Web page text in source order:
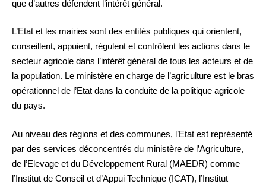
que d’autres défendent l’intérêt général.
L’Etat et les mairies sont des entités publiques qui orientent,
conseillent, appuient, régulent et contrôlent les actions dans le
secteur agricole dans l’intérêt général de tous les acteurs et de
la population. Le ministère en charge de l’agriculture est le bras
opérationnel de l’Etat dans la conduite de la politique agricole
du pays.
Au niveau des régions et des communes, l’Etat est représenté
par des services déconcentrés du ministère de l’Agriculture,
de l’Elevage et du Développement Rural (MAEDR) comme
l’Institut de Conseil et d’Appui Technique (ICAT), l’Institut